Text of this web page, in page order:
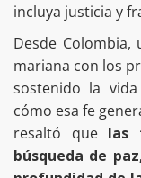
incluya justicia y
Desde
mariana con los
sostenido la
cómo esa fe
resaltó que las
búsqueda de